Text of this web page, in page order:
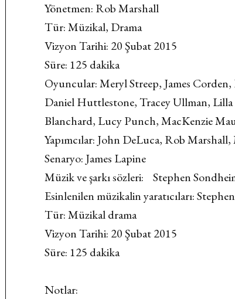
Yönetmen: Rob Marshall
Tür: Müzikal, Drama
Vizyon Tarihi: 20 Şubat 2015
Süre: 125 dakika
Oyuncular: Meryl Streep, James
Daniel Huttlestone, Tracey Ullman,
Blanchard, Lucy Punch, MacKenzie
Yapımcılar: John DeLuca, Rob
Senaryo: James Lapine
Müzik ve şarkı sözleri: Stephen
Esinlenilen müzikalin yaratıcıları:
Tür: Müzikal drama
Vizyon Tarihi: 20 Şubat 2015
Süre: 125 dakika
Notlar: